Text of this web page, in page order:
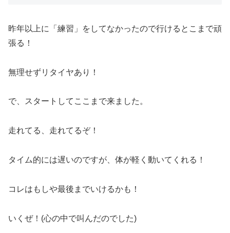
昨年以上に「練習」をしてなかったので行けるとこまで頑
張る！
無理せずリタイヤあり！
で、スタートしてここまで来ました。
走れてる、走れてるぞ！
タイム的には遅いのですが、体が軽く動いてくれる！
コレはもしや最後までいけるかも！
いくぜ！(心の中で叫んだのでした)